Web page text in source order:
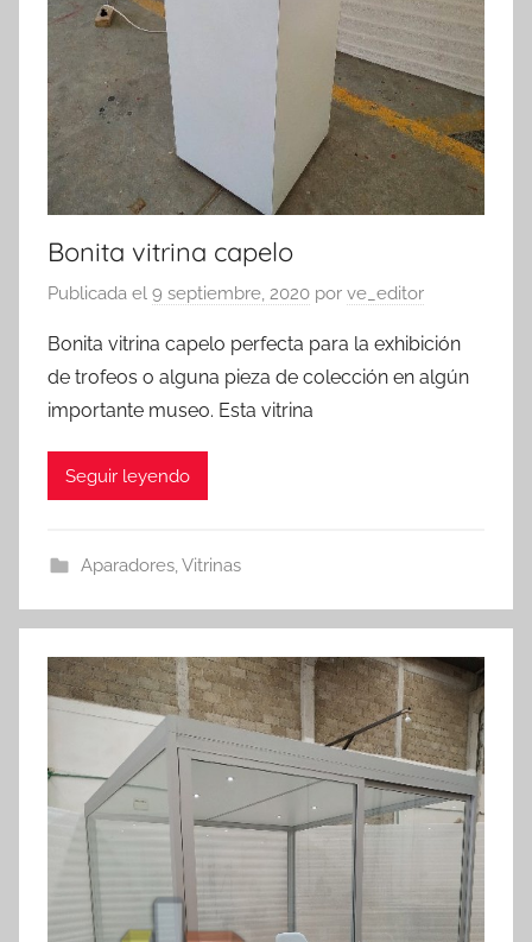
Bonita vitrina capelo
Publicada el 9 septiembre, 2020 por ve_editor
Bonita vitrina capelo perfecta para la exhibición
de trofeos o alguna pieza de colección en algún
importante museo. Esta vitrina
Seguir leyendo
Aparadores,Vitrinas